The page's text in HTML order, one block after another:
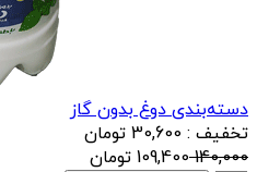
دسته‌بندی دوغ بدون گاز
تخفیف : 30,600 تومان
140,000
109,400 تومان